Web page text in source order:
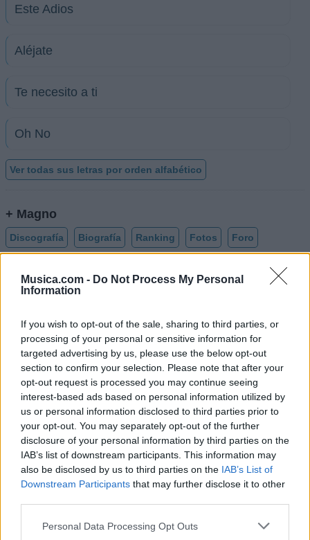
Musica.com - Do Not Process My Personal
Information
If you wish to opt-out of the sale, sharing to third parties, or
processing of your personal or sensitive information for
targeted advertising by us, please use the below opt-out
section to confirm your selection. Please note that after your
opt-out request is processed you may continue seeing
interest-based ads based on personal information utilized by
us or personal information disclosed to third parties prior to
your opt-out. You may separately opt-out of the further
disclosure of your personal information by third parties on the
IAB’s list of downstream participants. This information may
also be disclosed by us to third parties on the IAB’s List of
Downstream Participants that may further disclose it to other
Personal Data Processing Opt Outs
Este Adios
Aléjate
Te necesito a ti
Oh No
Ver todas sus letras por orden alfabético
+ Magno
Discografía Biografía Ranking Fotos Foro
Ranking de Magno
Magnono está entre los 500 artistas más
apoyados y visitados de esta semana.
¿Apoyar a Magno?
0 0
Ranking de Magno TOP Música